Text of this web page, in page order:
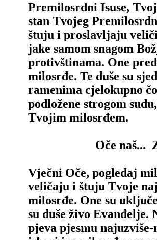
Premilosrdni Isuse,
stan Tvojeg
štuju i proslavljaju
jake samom snagom
protivštinama. One
milosrđe. Te duše su
ramenima cjelokupno
podložene strogom
Tvojim milosrđem.
Oče naš...
Vječni Oče, pogledaj
veličaju i štuju Tvoje
milosrđe. One su
su duše živo Evanđelje.
pjeva pjesmu